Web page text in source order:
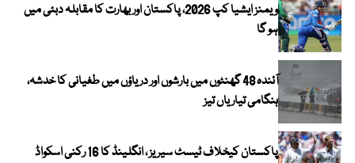
ویمنز ایشیا کپ 2026، پاکستان اور بھارت کا مقابلہ دبئی میں
ہو گا
آئندہ 48 گھنٹوں میں بارشوں اور دریاؤں میں طغیانی کا خدشہ،
ہنگامی تیاریاں تیز
پاکستان کیخلاف ٹیسٹ سیریز ، انگلینڈ کا 16 رکنی اسکواڈ